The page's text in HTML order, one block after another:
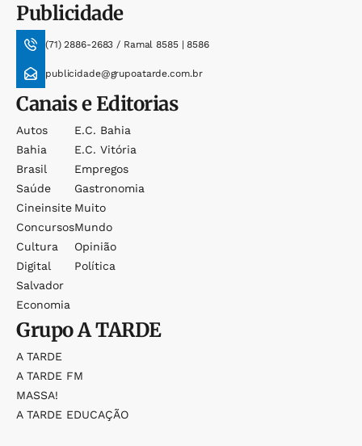
Publicidade
(71) 2886-2683 / Ramal 8585 | 8586
publicidade@grupoatarde.com.br
Canais e Editorias
Autos
Bahia
Brasil
Saúde
Cineinsite
Concursos
Cultura
Digital
Salvador
Economia
E.c. Bahia
E.c. Vitória
Empregos
Gastronomia
Muito
Mundo
Opinião
Política
GrupoA TARDE
A TARDE
A TARDE FM
MASSA!
A TARDE EDUCAÇÃO